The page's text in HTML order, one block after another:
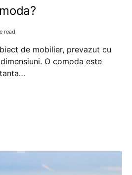
read
de mobilier, prevazut cu
O comoda este